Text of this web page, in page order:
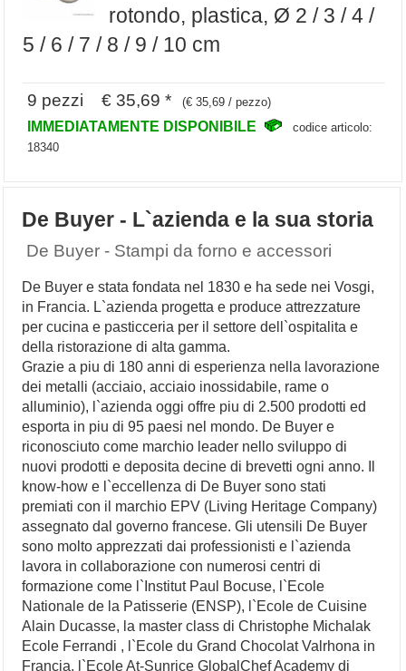
rotondo, plastica, Ø 2 / 3 / 4 /
5 / 6 / 7 / 8 / 9 / 10 cm
9 pezzi € 35,69 * (€ 35,69 / pezzo)
IMMEDIATAMENTE DISPONIBILE
codice articolo:
18340
De Buyer - L`azienda e la sua storia
De Buyer - Stampi da forno e accessori
De Buyer e stata fondata nel 1830 e ha sede nei Vosgi,
in Francia. L`azienda progetta e produce attrezzature
per cucina e pasticceria per il settore dell`ospitalita e
della ristorazione di alta gamma.
Grazie a piu di 180 anni di esperienza nella lavorazione
dei metalli (acciaio, acciaio inossidabile, rame o
alluminio), l`azienda oggi offre piu di 2.500 prodotti ed
esporta in piu di 95 paesi nel mondo. De Buyer e
riconosciuto come marchio leader nello sviluppo di
nuovi prodotti e deposita decine di brevetti ogni anno. Il
know-how e l`eccellenza di De Buyer sono stati
premiati con il marchio EPV (Living Heritage Company)
assegnato dal governo francese. Gli utensili De Buyer
sono molto apprezzati dai professionisti e l`azienda
lavora in collaborazione con numerosi centri di
formazione come l`Institut Paul Bocuse, l`Ecole
Nationale de la Patisserie (ENSP), l`Ecole de Cuisine
Alain Ducasse, la master class di Christophe Michalak
Ecole Ferrandi , l`Ecole du Grand Chocolat Valrhona in
Francia, l`Ecole At-Sunrice GlobalChef Academy di